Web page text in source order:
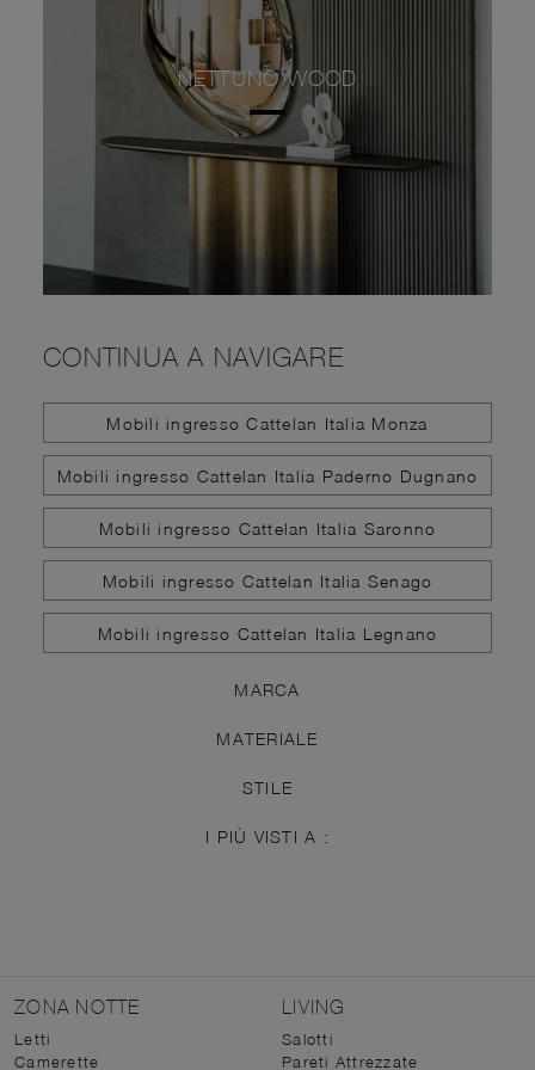
NETTUNO WOOD
CONTINUA A NAVIGARE
Mobili ingresso Cattelan Italia Monza
Mobili ingresso Cattelan Italia Paderno Dugnano
Mobili ingresso Cattelan Italia Saronno
Mobili ingresso Cattelan Italia Senago
Mobili ingresso Cattelan Italia Legnano
MARCA
MATERIALE
STILE
I PIÙ VISTI A :
ZONA NOTTE
Letti
Camerette
LIVING
Salotti
Pareti Attrezzate